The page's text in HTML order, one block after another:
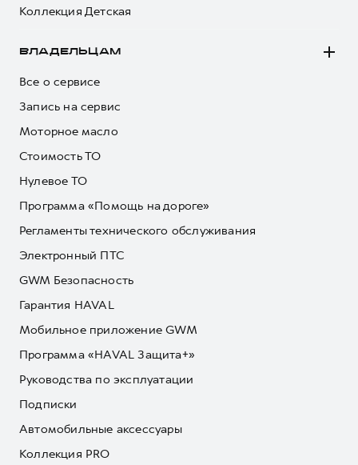
Коллекция Детская
ВЛАДЕЛЬЦАМ
Все о сервисе
Запись на сервис
Моторное масло
Стоимость ТО
Нулевое ТО
Программа «Помощь на дороге»
Регламенты технического обслуживания
Электронный ПТС
GWM Безопасность
Гарантия HAVAL
Мобильное приложение GWM
Программа «HAVAL Защита+»
Руководства по эксплуатации
Подписки
Автомобильные аксессуары
Коллекция PRO